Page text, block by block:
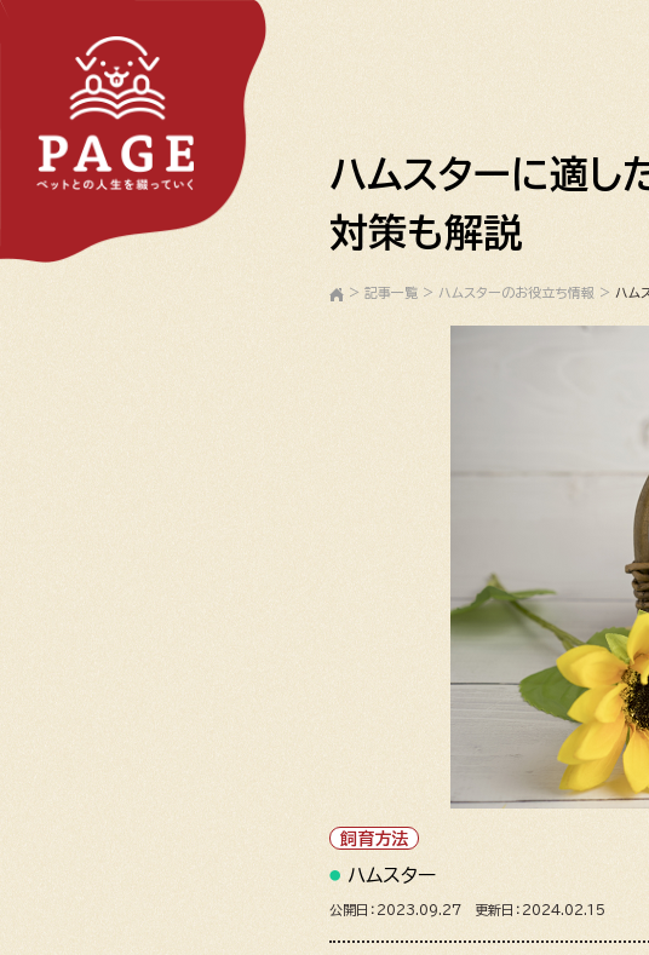
ハムスターに適し
対策も解説
> 記事一覧 > ハムスターのお役立ち情報 > ハム
飼育方法
ハムスター
公開日：2023.09.27 更新日：2024.02.15